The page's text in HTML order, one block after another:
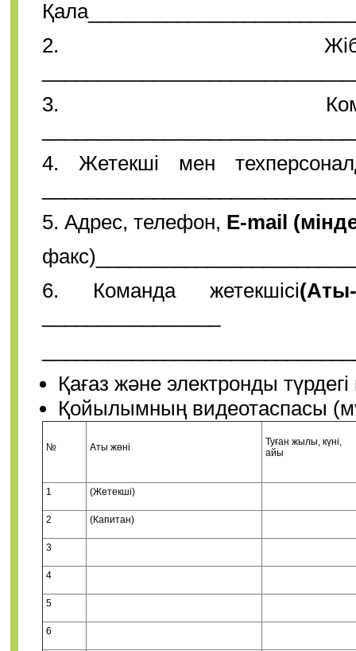
2.
3.
4. Жетекші мен
5. Адрес, телефон, E-mail (
6. Команда жетекшісі(Аты
Қағаз және электронды
Қойылымның
№ Аты жөні
Туған жылы, күні,
айы
1 (Жетекші)
2 (Капитан)
3
4
5
6